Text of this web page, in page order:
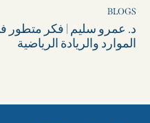
BLOGS
د. عمرو سليم | فكر متطور في
الموارد والريادة الرياضية